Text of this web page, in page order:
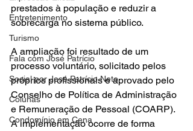
Entretenimento
Turismo
Fala com José Patrício
Social por José Patrício Neto
Colunas
Condomínio em Cena
prestados à população e reduzir a
sobrecarga no sistema público.
A ampliação foi resultado de um
processo voluntário, solicitado pelos
próprios profissionais e aprovado pelo
Conselho de Política de Administração
e Remuneração de Pessoal (COARP).
A implementação ocorre de forma